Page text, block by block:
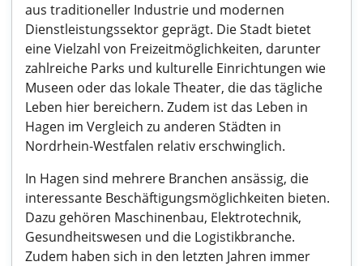
aus traditioneller Industrie und modernen
Dienstleistungssektor geprägt. Die Stadt bietet
eine Vielzahl von Freizeitmöglichkeiten, darunter
zahlreiche Parks und kulturelle Einrichtungen wie
Museen oder das lokale Theater, die das tägliche
Leben hier bereichern. Zudem ist das Leben in
Hagen im Vergleich zu anderen Städten in
Nordrhein-Westfalen relativ erschwinglich.
In Hagen sind mehrere Branchen ansässig, die
interessante Beschäftigungsmöglichkeiten bieten.
Dazu gehören Maschinenbau, Elektrotechnik,
Gesundheitswesen und die Logistikbranche.
Zudem haben sich in den letzten Jahren immer